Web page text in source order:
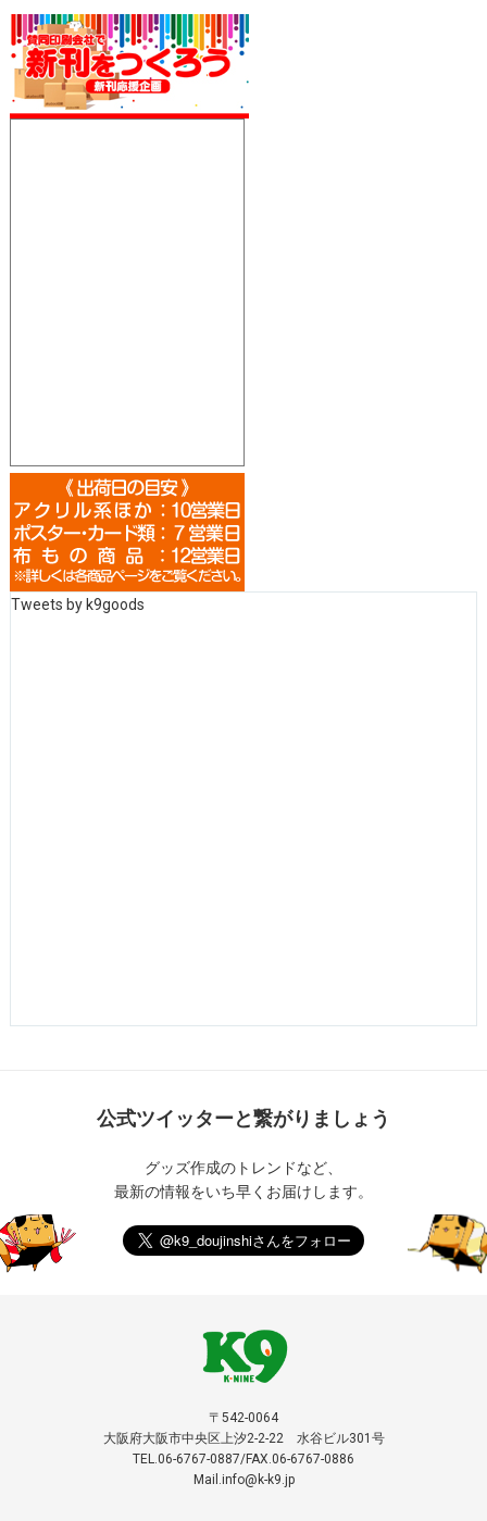
Tweets by k9goods
公式ツイッターと繋がりましょう
グッズ作成のトレンドなど、
最新の情報をいち早くお届けします。
〒542-0064
大阪府大阪市中央区上汐2-2-22 水谷ビル301号
TEL.06-6767-0887/FAX.06-6767-0886
Mail.info@k-k9.jp